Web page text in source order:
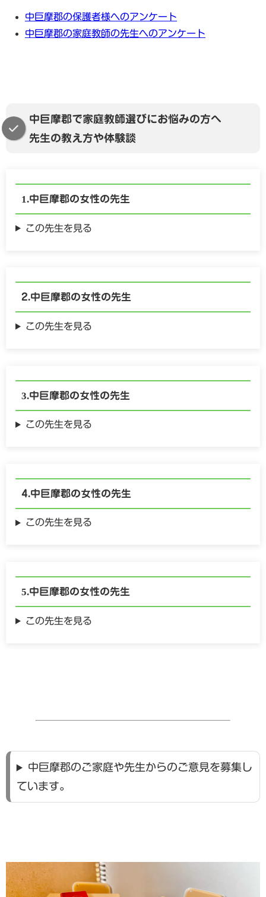
中巨摩郡の保護者様へのアンケート
中巨摩郡の家庭教師の先生へのアンケート
中巨摩郡で家庭教師選びにお悩みの方へ
先生の教え方や体験談
中巨摩郡の女性の先生
この先生を見る
中巨摩郡の女性の先生
この先生を見る
中巨摩郡の女性の先生
この先生を見る
中巨摩郡の女性の先生
この先生を見る
中巨摩郡の女性の先生
この先生を見る
中巨摩郡のご家庭や先生からのご意見を募集し
ています。